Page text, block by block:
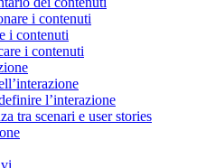
i contenuti
i contenuti
i contenuti
l’interazione
tra scenari e user stories